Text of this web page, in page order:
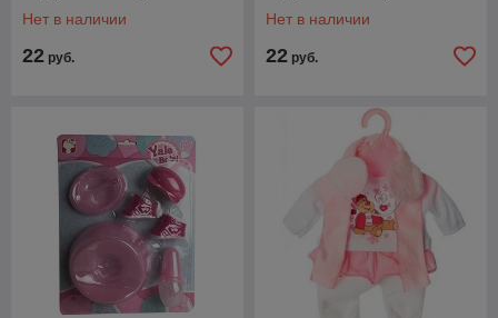
Нет в наличии
22 руб.
Нет в наличии
22 руб.